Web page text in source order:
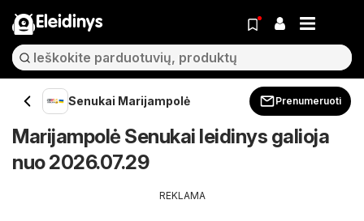
Eleidinys
Senukai Marijampolė Prenumeruoti
Marijampolė Senukai leidinys galioja
nuo 2026.07.29
REKLAMA